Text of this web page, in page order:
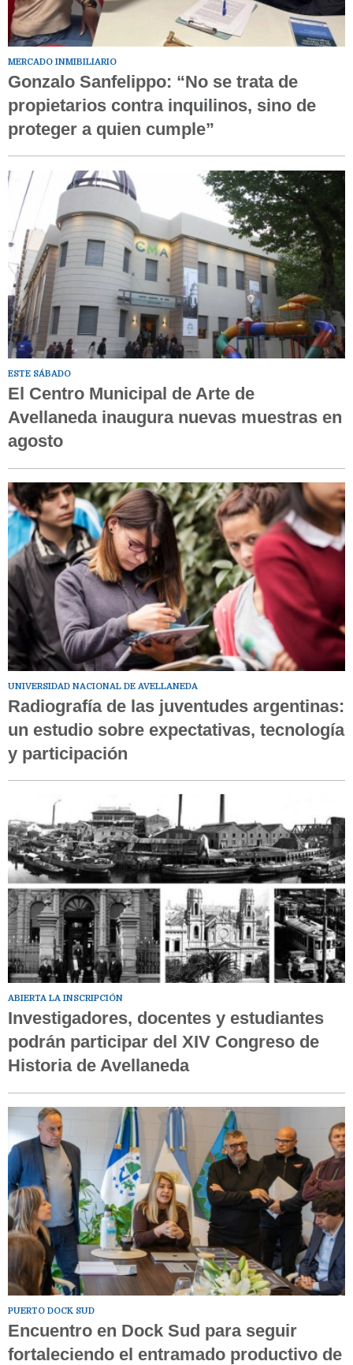
MERCADO INMIBILIARIO
Gonzalo Sanfelippo: “No se trata de
propietarios contra inquilinos, sino de
proteger a quien cumple”
ESTE SÁBADO
El Centro Municipal de Arte de
Avellaneda inaugura nuevas muestras en
agosto
UNIVERSIDAD NACIONAL DE AVELLANEDA
Radiografía de las juventudes argentinas:
un estudio sobre expectativas, tecnología
y participación
ABIERTA LA INSCRIPCIÓN
Investigadores, docentes y estudiantes
podrán participar del XIV Congreso de
Historia de Avellaneda
PUERTO DOCK SUD
Encuentro en Dock Sud para seguir
fortaleciendo el entramado productivo de